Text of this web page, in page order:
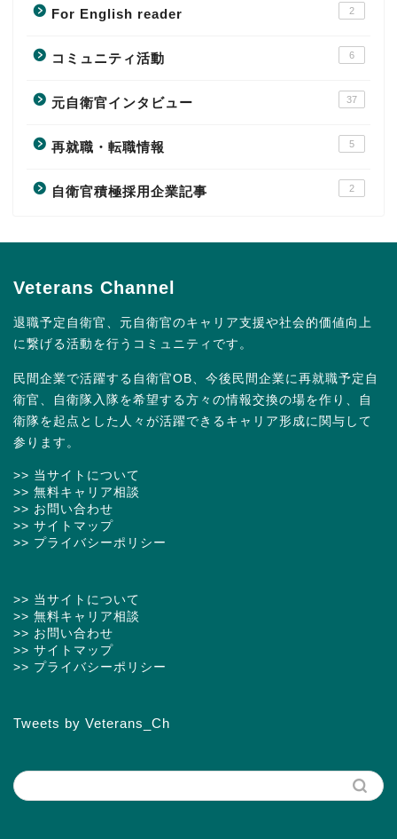
For English reader 2
コミュニティ活動 6
元自衛官インタビュー 37
再就職・転職情報 5
自衛官積極採用企業記事 2
Veterans Channel
退職予定自衛官、元自衛官のキャリア支援や社会的価値向上
に繋げる活動を行うコミュニティです。
民間企業で活躍する自衛官OB、今後民間企業に再就職予定自
衛官、自衛隊入隊を希望する方々の情報交換の場を作り、自
衛隊を起点とした人々が活躍できるキャリア形成に関与して
参ります。
>> 当サイトについて
>> 無料キャリア相談
>> お問い合わせ
>> サイトマップ
>> プライバシーポリシー
>> 当サイトについて
>> 無料キャリア相談
>> お問い合わせ
>> サイトマップ
>> プライバシーポリシー
Tweets by Veterans_Ch